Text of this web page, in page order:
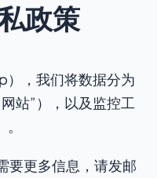
政策
，我们将数据分为
站”），以及监控工
要更多信息，请发邮